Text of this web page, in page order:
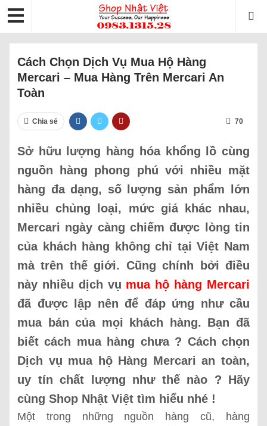
Cách Chọn Dịch Vụ Mua Hộ Hàng
Mercari – Mua Hàng Trên Mercari An
Toàn
Chia sẻ 70
Sở hữu lượng hàng hóa khổng lồ cùng
nguồn hàng phong phú với nhiều mặt
hàng đa dạng, số lượng sản phẩm lớn
nhiều chủng loại, mức giá khác nhau,
Mercari ngày càng chiếm được lòng tin
của khách hàng không chỉ tại Việt Nam
mà trên thế giới. Cũng chính bởi điều
này nhiều dịch vụ mua hộ hàng Mercari
đã được lập nên để đáp ứng như cầu
mua bán của mọi khách hàng. Bạn đã
biết cách mua hàng chưa ? Cách chọn
Dịch vụ mua hộ Hàng Mercari an toàn,
uy tín chất lượng như thế nào ? Hãy
cùng Shop Nhật Việt tìm hiểu nhé !
Một trong những nguồn hàng cũ, hàng